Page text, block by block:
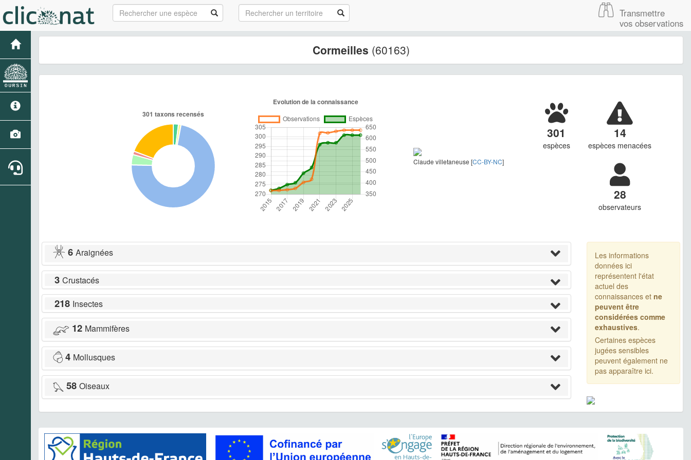
Transmettre
vos observations
Cormeilles (60163)
Claude villetaneuse [CC-BY-NC]
301
espèces
14
espèces menacées
28
observateurs
6 Araignées
3 Crustacés
218 Insectes
12 Mammifères
4 Mollusques
58 Oiseaux
Les informations
données ici
représentent l'état
actuel des
connaissances et ne
peuvent être
considérées comme
exhaustives.
Certaines espèces
jugées sensibles
peuvent également ne
pas apparaître ici.